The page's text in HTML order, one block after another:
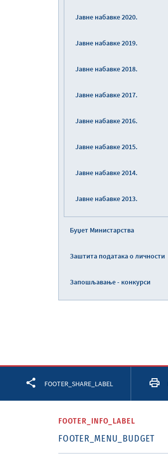
Јавне набавке 2020.
Јавне набавке 2019.
Јавне набавке 2018.
Јавне набавке 2017.
Јавне набавке 2016.
Јавне набавке 2015.
Јавне набавке 2014.
Јавне набавке 2013.
Буџет Министарства
Заштита података о личности
Запошљавање - конкурси
FOOTER_SHARE_LABEL
Facebook Twitter
FOOTER_INFO_LABEL
FOOTER_MENU_BUDGET